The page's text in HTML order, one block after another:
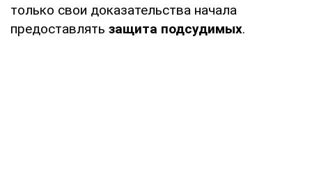
только свои доказательства начала
предоставлять защита подсудимых.